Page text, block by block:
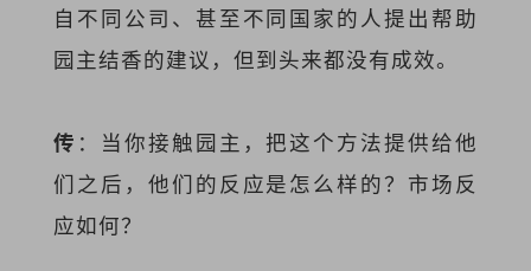
自不同公司、甚至不同国家的人提出帮助
园主结香的建议，但到头来都没有成效。
传 ：当你接触园主，把这个方法提供给他
们之后，他们的反应是怎么样的？市场反
应如何？